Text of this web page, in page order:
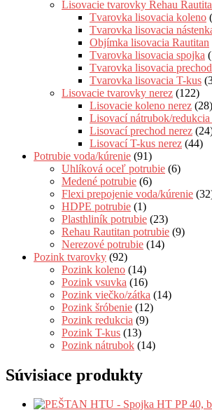
Lisovacie tvarovky Rehau
Tvarovka lisovacia koleno
Tvarovka lisovacia
Objímka lisovacia Rautitan
Tvarovka lisovacia spojka
Tvarovka lisovacia prechod
Tvarovka lisovacia T-kus
Lisovacie tvarovky nerez (122)
Lisovacie koleno nerez (28)
Lisovací nátrubok/redukcia
Lisovací prechod nerez
Lisovací T-kus nerez (44)
Potrubie voda/kúrenie (91)
Uhlíková oceľ potrubie (6)
Medené potrubie (6)
Flexi prepojenie voda/kúrenie
HDPE potrubie (1)
Plasthliník potrubie (23)
Rehau Rautitan potrubie (9)
Nerezové potrubie (14)
Pozink tvarovky (92)
Pozink koleno (14)
Pozink vsuvka (16)
Pozink viečko/zátka (14)
Pozink šróbenie (12)
Pozink redukcia (9)
Pozink T-kus (13)
Pozink nátrubok (14)
Súvisiace produkty